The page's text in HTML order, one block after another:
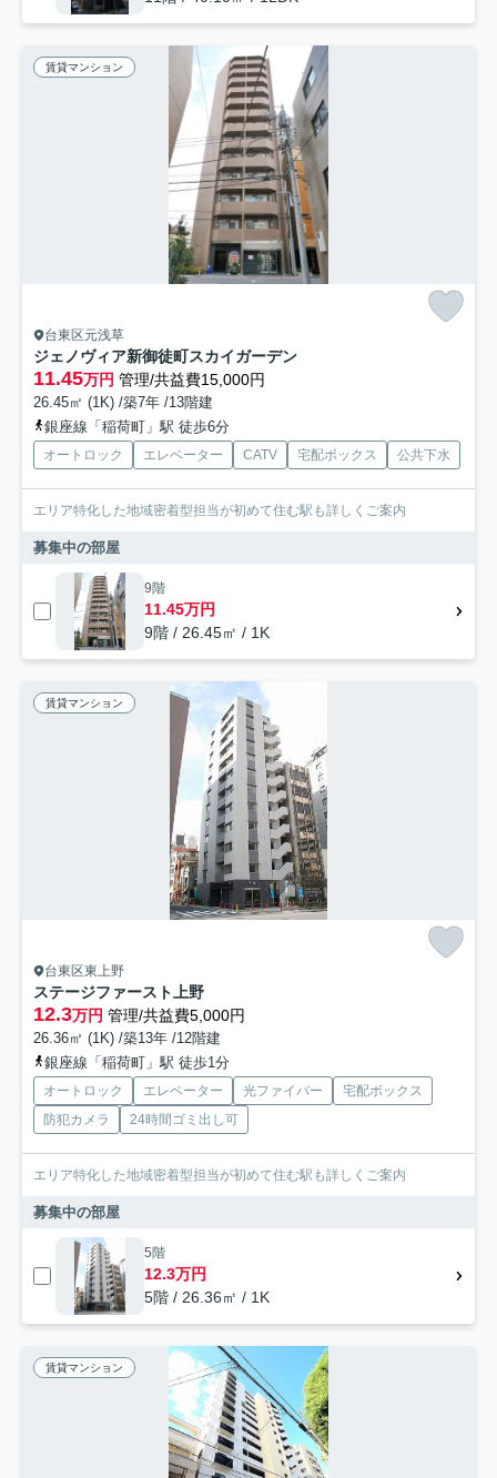
賃貸マンション
台東区元浅草
ジェノヴィア新御徒町スカイガーデン
11.45万円 管理/共益費15,000円
26.45㎡ (1K) /築7年 /13階建
銀座線「稲荷町」駅 徒歩6分
オートロック エレベーター CATV 宅配ボックス 公共下水
エリア特化した地域密着型担当が初めて住む駅も詳しくご案内
募集中の部屋
9階
11.45万円
9階 / 26.45㎡ / 1K
賃貸マンション
台東区東上野
ステージファースト上野
12.3万円 管理/共益費5,000円
26.36㎡ (1K) /築13年 /12階建
銀座線「稲荷町」駅 徒歩1分
オートロック エレベーター 光ファイバー
宅配ボックス
防犯カメラ
24時間ゴミ出し可
エリア特化した地域密着型担当が初めて住む駅も詳しくご案内
募集中の部屋
5階
12.3万円
5階 / 26.36㎡ / 1K
賃貸マンション